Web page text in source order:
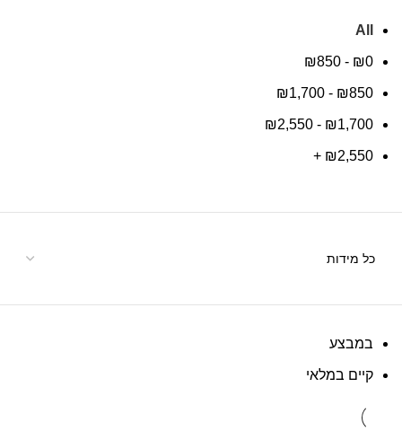
All
₪0
-
₪850
₪850
-
₪1,700
₪1,700
-
₪2,550
₪2,550
+
במבצע
קיים במלאי